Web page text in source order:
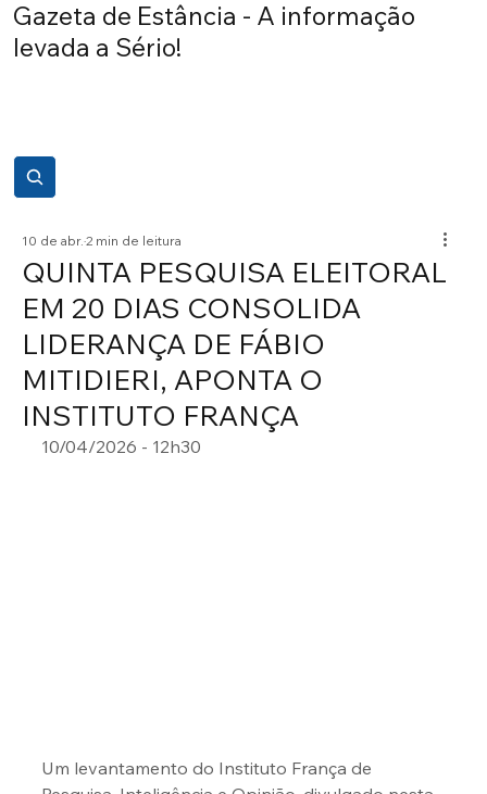
Gazeta de Estância - A informação
levada a Sério!
QUINTA PESQUISA ELEITORAL
EM 20 DIAS CONSOLIDA
LIDERANÇA DE FÁBIO
MITIDIERI, APONTA O
INSTITUTO FRANÇA
10 de abr. 2 min de leitura
10/04/2026 - 12h30
Um levantamento do Instituto França de